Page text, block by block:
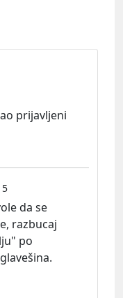
prijavljeni
da se
razbucaj
po